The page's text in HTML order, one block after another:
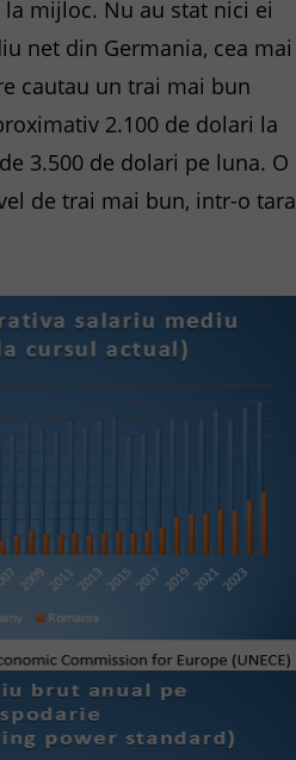
la mijloc. Nu au stat nici ei
net din Germania, cea mai
cautau un trai mai bun
2.100 de dolari la
3.500 de dolari pe luna. O
de trai mai bun, intr-o tara